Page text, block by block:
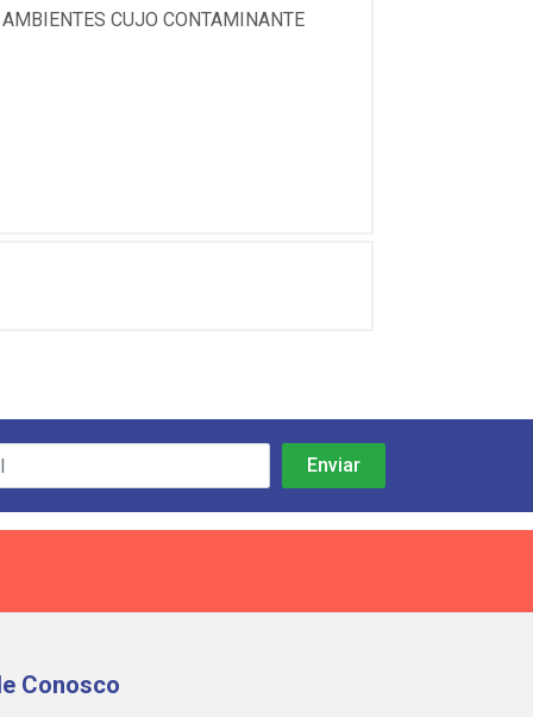
CUJO CONTAMINANTE
Conosco